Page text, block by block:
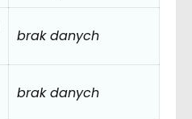
brak danych
brak danych